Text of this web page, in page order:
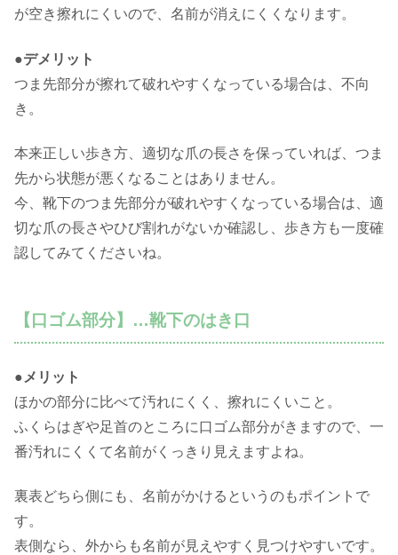
が空き擦れにくいので、名前が消えにくくなります。
●デメリット
つま先部分が擦れて破れやすくなっている場合は、不向
き。
本来正しい歩き方、適切な爪の長さを保っていれば、つま
先から状態が悪くなることはありません。
今、靴下のつま先部分が破れやすくなっている場合は、適
切な爪の長さやひび割れがないか確認し、歩き方も一度確
認してみてくださいね。
【口ゴム部分】…靴下のはき口
●メリット
ほかの部分に比べて汚れにくく、擦れにくいこと。
ふくらはぎや足首のところに口ゴム部分がきますので、一
番汚れにくくて名前がくっきり見えますよね。
裏表どちら側にも、名前がかけるというのもポイントで
す。
表側なら、外からも名前が見えやすく見つけやすいです。